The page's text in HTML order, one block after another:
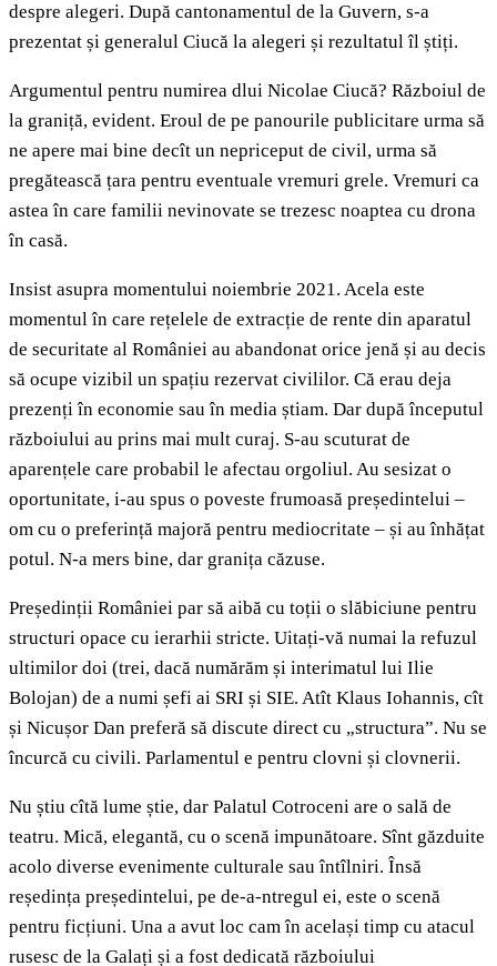
despre alegeri. După cantonamentul de la Guvern, s-a
prezentat și generalul Ciucă la alegeri și rezultatul îl știți.
Argumentul pentru numirea dlui Nicolae Ciucă? Războiul de
la graniță, evident. Eroul de pe panourile publicitare urma să
ne apere mai bine decît un nepriceput de civil, urma să
pregătească țara pentru eventuale vremuri grele. Vremuri ca
astea în care familii nevinovate se trezesc noaptea cu drona
în casă.
Insist asupra momentului noiembrie 2021. Acela este
momentul în care rețelele de extracție de rente din aparatul
de securitate al României au abandonat orice jenă și au decis
să ocupe vizibil un spațiu rezervat civililor. Că erau deja
prezenți în economie sau în media știam. Dar după începutul
războiului au prins mai mult curaj. S-au scuturat de
aparențele care probabil le afectau orgoliul. Au sesizat o
oportunitate, i-au spus o poveste frumoasă președintelui –
om cu o preferință majoră pentru mediocritate – și au înhățat
potul. N-a mers bine, dar granița căzuse.
Președinții României par să aibă cu toții o slăbiciune pentru
structuri opace cu ierarhii stricte. Uitați-vă numai la refuzul
ultimilor doi (trei, dacă numărăm și interimatul lui Ilie
Bolojan) de a numi șefi ai SRI și SIE. Atît Klaus Iohannis, cît
și Nicușor Dan preferă să discute direct cu „structura”. Nu se
încurcă cu civili. Parlamentul e pentru clovni și clovnerii.
Nu știu cîtă lume știe, dar Palatul Cotroceni are o sală de
teatru. Mică, elegantă, cu o scenă impunătoare. Sînt găzduite
acolo diverse evenimente culturale sau întîlniri. Însă
reședința președintelui, pe de-a-ntregul ei, este o scenă
pentru ficțiuni. Una a avut loc cam în același timp cu atacul
rusesc de la Galați și a fost dedicată războiului